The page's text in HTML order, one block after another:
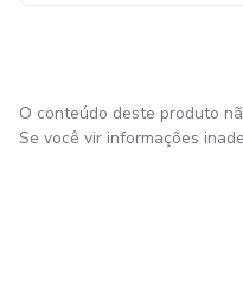
O conteúdo deste produto
Se você vir informações